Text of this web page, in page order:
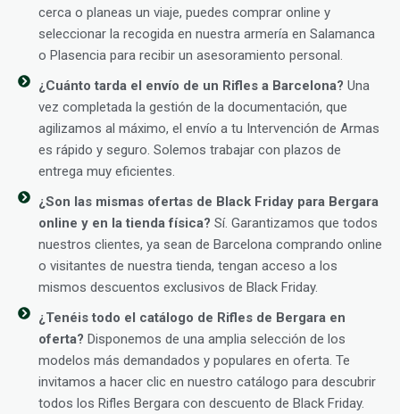
cerca o planeas un viaje, puedes comprar online y
seleccionar la recogida en nuestra armería en Salamanca
o Plasencia para recibir un asesoramiento personal.
¿Cuánto tarda el envío de un Rifles a Barcelona? Una
vez completada la gestión de la documentación, que
agilizamos al máximo, el envío a tu Intervención de Armas
es rápido y seguro. Solemos trabajar con plazos de
entrega muy eficientes.
¿Son las mismas ofertas de Black Friday para Bergara
online y en la tienda física? Sí. Garantizamos que todos
nuestros clientes, ya sean de Barcelona comprando online
o visitantes de nuestra tienda, tengan acceso a los
mismos descuentos exclusivos de Black Friday.
¿Tenéis todo el catálogo de Rifles de Bergara en
oferta? Disponemos de una amplia selección de los
modelos más demandados y populares en oferta. Te
invitamos a hacer clic en nuestro catálogo para descubrir
todos los Rifles Bergara con descuento de Black Friday.